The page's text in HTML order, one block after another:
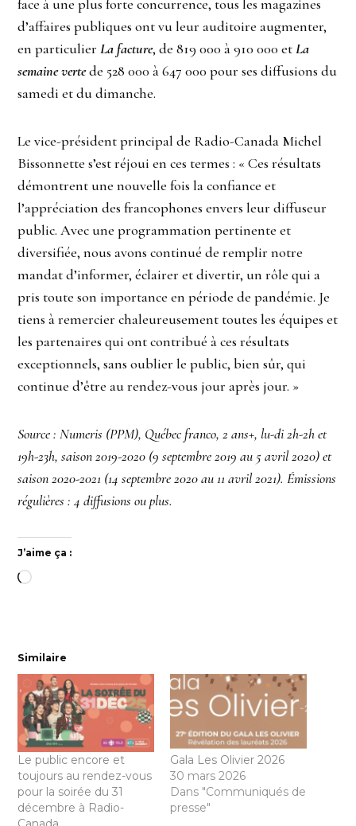
face à une plus forte concurrence, tous les magazines
d’affaires publiques ont vu leur auditoire augmenter,
en particulierLa facture, de 819 000 à 910 000 etLa
semaine vertede 528 000 à 647 000 pour ses diffusions du
samedi et du dimanche.
Le vice-président principal de Radio-Canada Michel
Bissonnette s’est réjoui en ces termes : « Ces résultats
démontrent une nouvelle fois la confiance et
l’appréciation des francophones envers leur diffuseur
public. Avec une programmation pertinente et
diversifiée, nous avons continué de remplir notre
mandat d’informer, éclairer et divertir, un rôle qui a
pris toute son importance en période de pandémie. Je
tiens à remercier chaleureusement toutes les équipes et
les partenaires qui ont contribué à ces résultats
exceptionnels, sans oublier le public, bien sûr, qui
continue d’être au rendez-vous jour après jour. »
Source : Numeris (PPM), Québec franco, 2 ans+, lu-di 2h-2h et
19h-23h, saison 2019-2020 (9 septembre 2019 au 5 avril 2020) et
saison 2020-2021 (14 septembre 2020 au 11 avril 2021). Émissions
régulières : 4 diffusions ou plus.
J’aime ça :
Chargement…
Similaire
Le public encore et
toujours au rendez-vous
pour la soirée du 31
décembre à Radio-
Gala Les Olivier 2026
30 mars 2026
Dans "Communiqués de
presse"